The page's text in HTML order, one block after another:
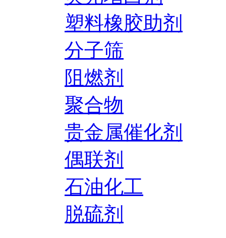
塑料橡胶助剂
分子筛
阻燃剂
聚合物
贵金属催化剂
偶联剂
石油化工
脱硫剂